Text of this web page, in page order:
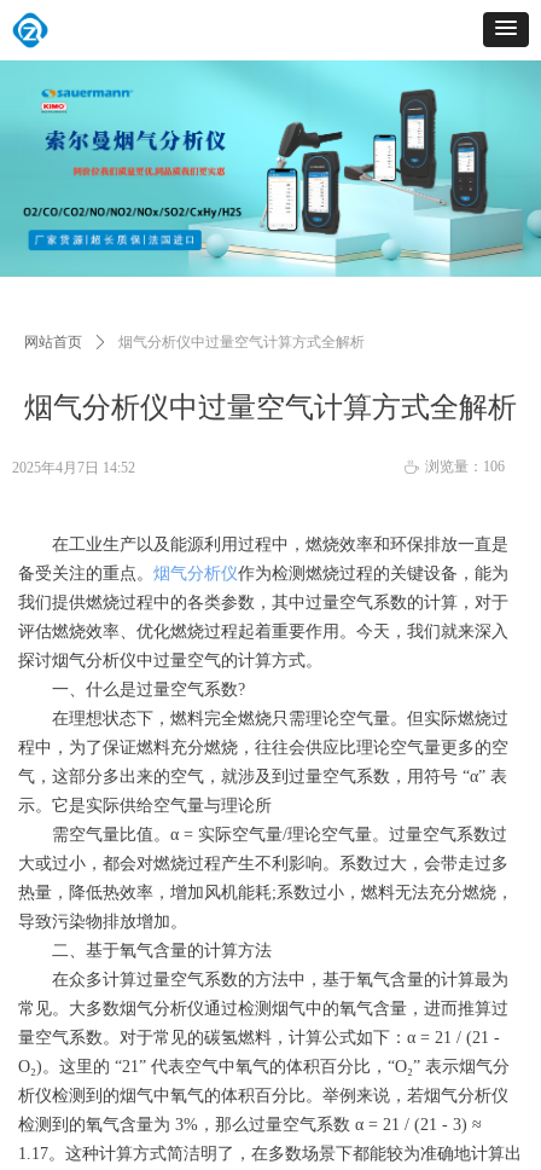
烟气分析仪中过量空气计算方式全解析
网站首页 ꄲ 烟气分析仪中过量空气计算方式全解析
在工业生产以及能源利用过程中，燃烧效率和环保排放一直是
备受关注的重点。 烟气分析仪作为检测燃烧过程的关键设备，能为
我们提供燃烧过程中的各类参数，其中过量空气系数的计算，对于
评估燃烧效率、优化燃烧过程起着重要作用。今天，我们就来深入
探讨烟气分析仪中过量空气的计算方式。
一、什么是过量空气系数?
在理想状态下，燃料完全燃烧只需理论空气量。但实际燃烧过
程中，为了保证燃料充分燃烧，往往会供应比理论空气量更多的空
气，这部分多出来的空气，就涉及到过量空气系数，用符号 “α” 表
示。它是实际供给空气量与理论所
需空气量比值。α = 实际空气量/理论空气量。过量空气系数过
大或过小，都会对燃烧过程产生不利影响。系数过大，会带走过多
热量，降低热效率，增加风机能耗;系数过小，燃料无法充分燃烧，
导致污染物排放增加。
二、基于氧气含量的计算方法
在众多计算过量空气系数的方法中，基于氧气含量的计算最为
常见。大多数烟气分析仪通过检测烟气中的氧气含量，进而推算过
量空气系数。对于常见的碳氢燃料，计算公式如下：α = 21 / (21 -
O₂)。这里的 “21” 代表空气中氧气的体积百分比，“O₂” 表示烟气分
析仪检测到的烟气中氧气的体积百分比。举例来说，若烟气分析仪
检测到的氧气含量为 3%，那么过量空气系数 α = 21 / (21 - 3) ≈
1.17。这种计算方式简洁明了，在多数场景下都能较为准确地计算出
2025年4月7日 14:52 ꄘ 浏览量： 106